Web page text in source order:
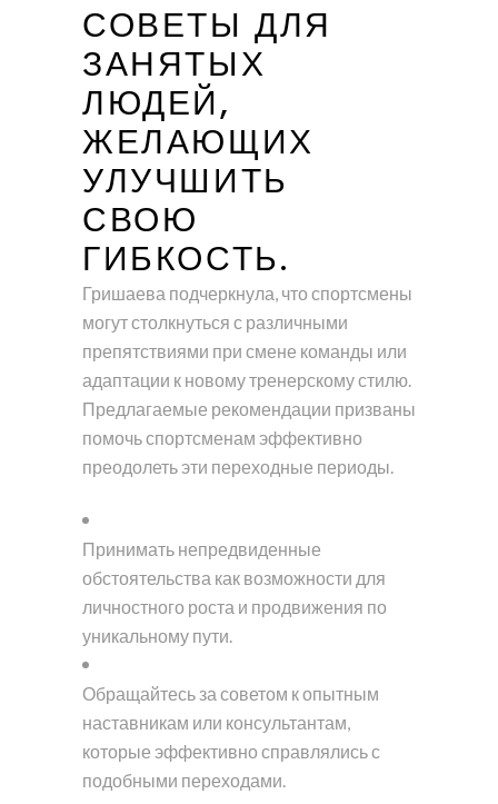
СОВЕТЫ ДЛЯ
ЗАНЯТЫХ
ЛЮДЕЙ,
ЖЕЛАЮЩИХ
УЛУЧШИТЬ
СВОЮ
ГИБКОСТЬ.
Гришаева подчеркнула, что спортсмены
могут столкнуться с различными
препятствиями при смене команды или
адаптации к новому тренерскому стилю.
Предлагаемые рекомендации призваны
помочь спортсменам эффективно
преодолеть эти переходные периоды.
Принимать непредвиденные
обстоятельства как возможности для
личностного роста и продвижения по
уникальному пути.
Обращайтесь за советом к опытным
наставникам или консультантам,
которые эффективно справлялись с
подобными переходами.